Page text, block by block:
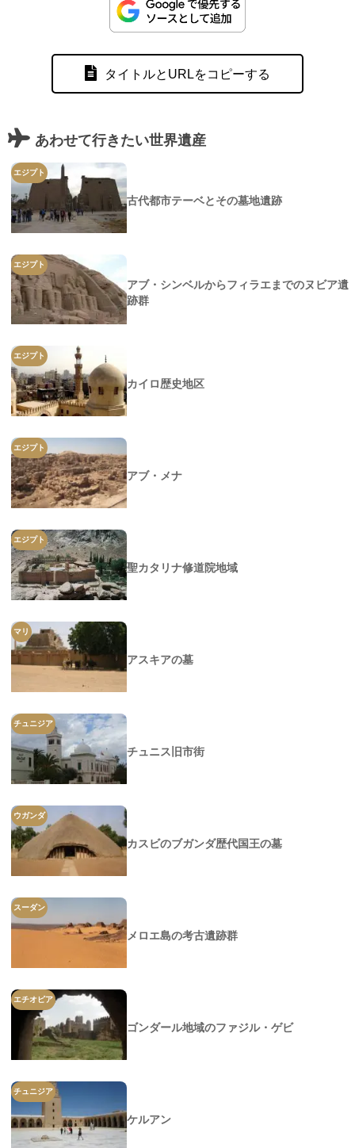
タイトルとURLをコピーする
あわせて行きたい世界遺産
エジプト
古代都市テーベとその墓地遺跡
エジプト
アブ・シンベルからフィラエまでのヌビア遺
跡群
エジプト
カイロ歴史地区
エジプト
アブ・メナ
エジプト
聖カタリナ修道院地域
マリ
アスキアの墓
チュニジア
チュニス旧市街
ウガンダ
カスビのブガンダ歴代国王の墓
スーダン
メロエ島の考古遺跡群
エチオピア
ゴンダール地域のファジル・ゲビ
チュニジア
ケルアン